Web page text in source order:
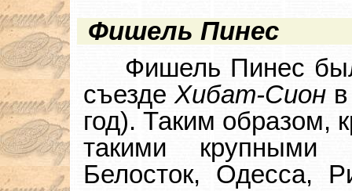
Фишель Пинес
Фишель Пинес
съезде Хибат-Cионв
год). Таким образом,
такими крупными
Белосток, Одесса,